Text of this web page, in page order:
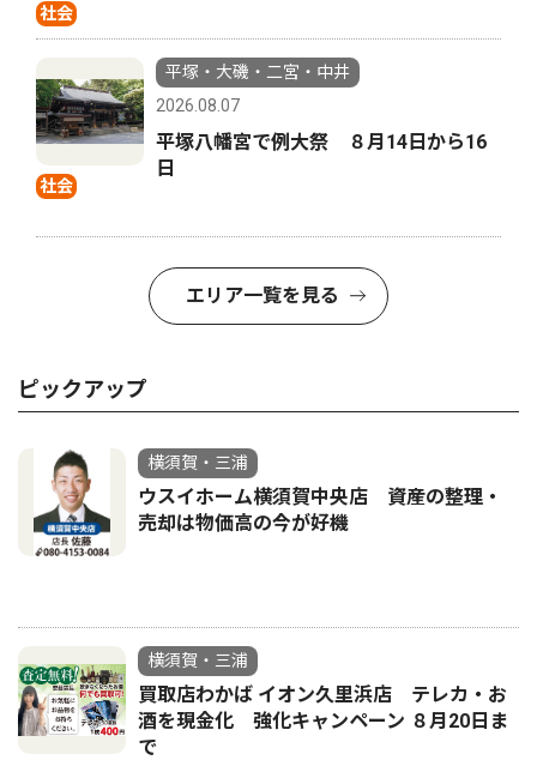
社会
社会
平塚・大磯・二宮・中井
2026.08.07
平塚八幡宮で例大祭 ８月14日から16
日
エリア一覧を見る
ピックアップ
横須賀・三浦
ウスイホーム横須賀中央店 資産の整理・
売却は物価高の今が好機
横須賀・三浦
買取店わかば イオン久里浜店 テレカ・お
酒を現金化 強化キャンペーン ８月20日ま
で